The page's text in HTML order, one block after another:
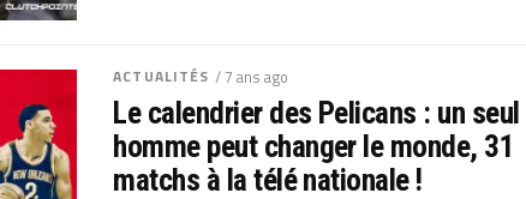
ACTUALITÉS / 7 ans ago
Le calendrier des Pelicans : un seul
homme peut changer le monde, 31
matchs à la télé nationale !